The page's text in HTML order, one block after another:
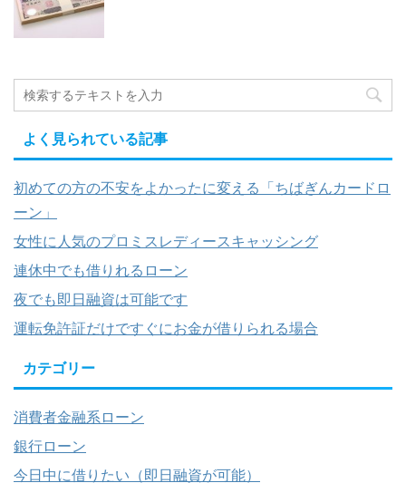
よく見られている記事
初めての方の不安をよかったに変える「ちばぎんカードロ
ーン」
女性に人気のプロミスレディースキャッシング
連休中でも借りれるローン
夜でも即日融資は可能です
運転免許証だけですぐにお金が借りられる場合
カテゴリー
消費者金融系ローン
銀行ローン
今日中に借りたい（即日融資が可能）